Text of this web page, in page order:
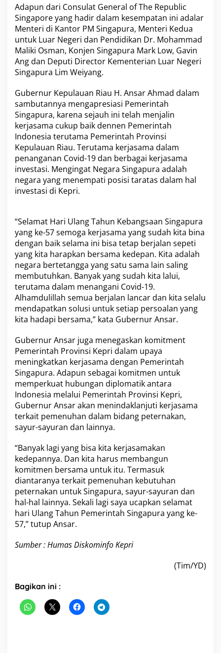
m
p
e
r
k
u
a
t
K
r
j
a
s
a
m
a
S
a
t
H
i
r
i
R
e
s
e
p
s
i
H
a
r
K
e
b
a
n
g
s
a
a
n
S
n
g
a
p
u
r
a
K
e
7
Adapun dari Consulat General of The Republic
Singapore yang hadir dalam kesempatan ini adalar
Menteri di Kantor PM Singapura, Menteri Kedua
untuk Luar Negeri dan Pendidikan Dr. Mohammad
Maliki Osman, Konjen Singapura Mark Low, Gavin
Ang dan Deputi Director Kementerian Luar Negeri
Singapura Lim Weiyang.
Gubernur Kepulauan Riau H. Ansar Ahmad dalam
sambutannya mengapresiasi Pemerintah
Singapura, karena sejauh ini telah menjalin
kerjasama cukup baik dennen Pemerintah
Indonesia terutama Pemerintah Provinsi
Kepulauan Riau. Terutama kerjasama dalam
penanganan Covid-19 dan berbagai kerjasama
investasi. Mengingat Negara Singapura adalah
negara yang menempati posisi taratas dalam hal
investasi di Kepri.
“Selamat Hari Ulang Tahun Kebangsaan Singapura
yang ke-57 semoga kerjasama yang sudah kita bina
dengan baik selama ini bisa tetap berjalan sepeti
yang kita harapkan bersama kedepan. Kita adalah
negara bertetangga yang satu sama lain saling
membutuhkan. Banyak yang sudah kita lalui,
terutama dalam menangani Covid-19.
Alhamdulillah semua berjalan lancar dan kita selalu
mendapatkan solusi untuk setiap persoalan yang
kita hadapi bersama,” kata Gubernur Ansar.
Gubernur Ansar juga menegaskan komitment
Pemerintah Provinsi Kepri dalam upaya
meningkatkan kerjasama dengan Pemerintah
Singapura. Adapun sebagai komitmen untuk
memperkuat hubungan diplomatik antara
Indonesia melalui Pemerintah Provinsi Kepri,
Gubernur Ansar akan menindaklanjuti kerjasama
terkait pemenuhan dalam bidang peternakan,
sayur-sayuran dan lainnya.
“Banyak lagi yang bisa kita kerjasamakan
kedepannya. Dan kita harus membangun
komitmen bersama untuk itu. Termasuk
diantaranya terkait pemenuhan kebutuhan
peternakan untuk Singapura, sayur-sayuran dan
hal-hal lainnya. Sekali lagi saya ucapkan selamat
hari Ulang Tahun Pemerintah Singapura yang ke-
57,” tutup Ansar.
Sumber : Humas Diskominfo Kepri
(Tim/YD)
Bagikan ini :